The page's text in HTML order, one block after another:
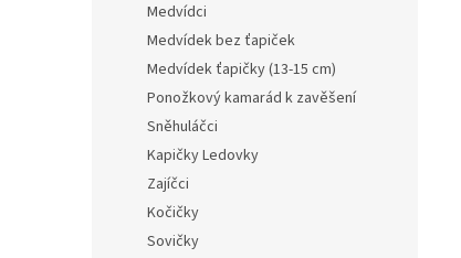
Medvídci
Medvídek bez ťapiček
Medvídek ťapičky (13-15 cm)
Ponožkový kamarád k zavěšení
Sněhuláčci
Kapičky Ledovky
Zajíčci
Kočičky
Sovičky